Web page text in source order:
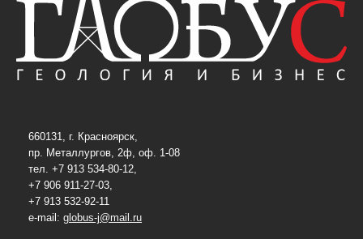
660131, г. Красноярск,
пр. Металлургов, 2ф, оф. 1-08
тел. +7 913 534-80-12,
+7 906 911-27-03,
+7 913 532-92-11
e-mail: globus-j@mail.ru